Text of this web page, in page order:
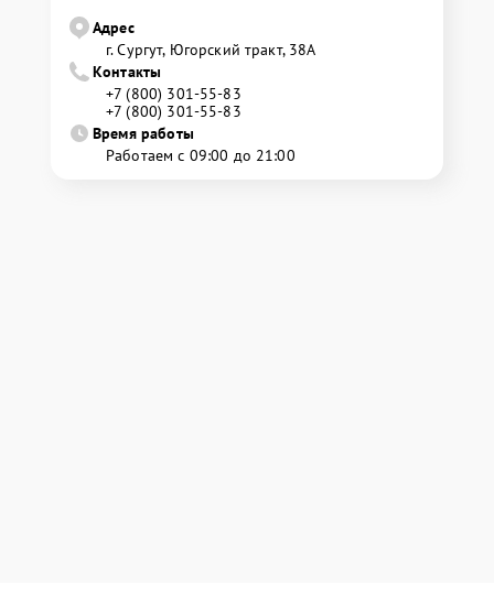
Адрес
г. Сургут, Югорский тракт, 38А
Контакты
+7 (800) 301-55-83
+7 (800) 301-55-83
Время работы
Работаем с 09:00 до 21:00